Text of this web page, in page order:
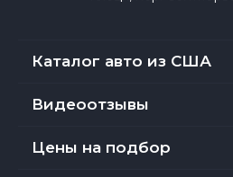
Каталог авто из США
Видеоотзывы
Цены на подбор